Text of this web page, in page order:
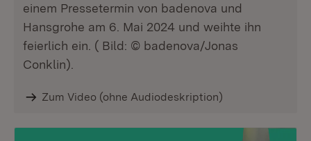
einem Pressetermin von badenova und
Hansgrohe am 6. Mai 2024 und weihte ihn
feierlich ein. ( Bild: © badenova/Jonas
Conklin).
Zum Video (ohne Audiodeskription)